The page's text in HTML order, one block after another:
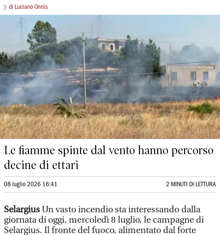
di Luciano Onnis
Le fiamme spinte dal vento hanno percorso
decine di ettari
08 luglio 2026 16:41 2 MINUTI DI LETTURA
SelargiusUn vasto incendio sta interessando dalla
giornata di oggi, mercoledì 8 luglio, le campagne di
Selargius. Il fronte del fuoco, alimentato dal forte